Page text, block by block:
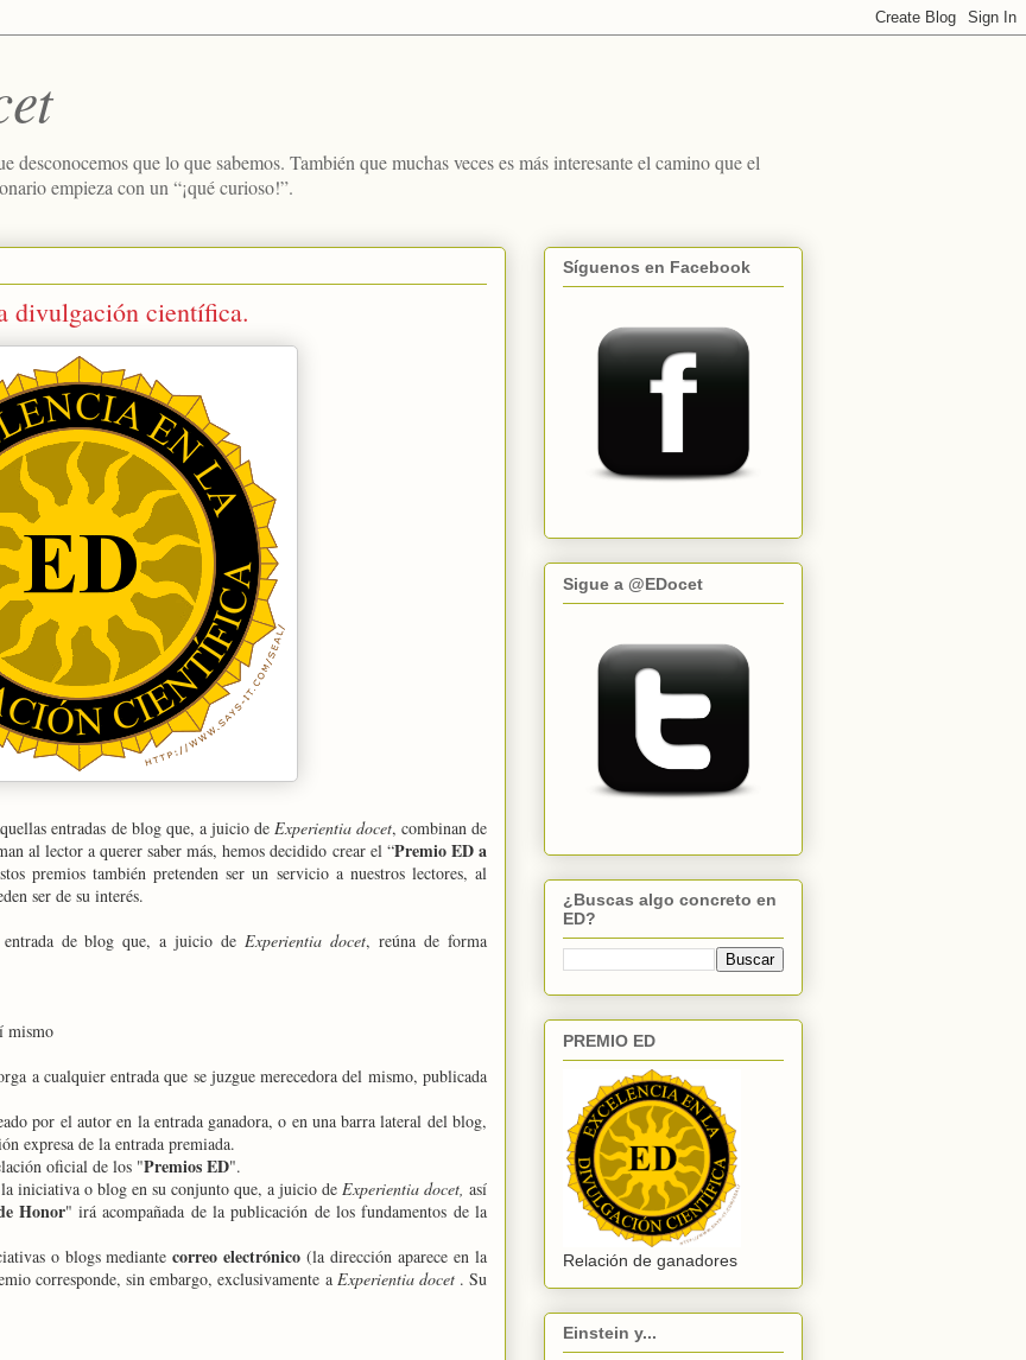
desconocemos que lo que sabemos. También que muchas veces es más interesante el camino que el
empieza con un “¡qué curioso!”.
divulgación científica.
entradas de blog que, a juicio de Experientia docet, combinan de
al lector a querer saber más, hemos decidido crear el “Premio ED a
premios también pretenden ser un servicio a nuestros lectores, al
ser de su interés.
entrada de blog que, a juicio deExperientia docet, reúna de forma
mismo
a cualquier entrada que se juzgue merecedora del mismo, publicada
por el autor en la entrada ganadora, o en una barra lateral del blog,
expresa de la entrada premiada.
oficial de los "Premios ED".
iniciativa o blog en su conjunto que, a juicio de Experientia docet, así
Honor" irá acompañada de la publicación de los fundamentos de la
o blogs mediantecorreo electrónico (la dirección aparece en la
corresponde, sin embargo, exclusivamente a Experientia docet. Su
Síguenos en Facebook
Sigue a @EDocet
¿Buscas algo concreto en
ED?
PREMIO ED
Relación de ganadores
Einstein y...